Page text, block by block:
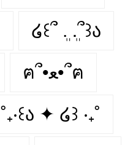
໒꒰՞ ܸ. .ܸ՞꒱ა
ฅ՞•ﻌ•՞ฅ
˚₊‧꒰ა ✦ ໒꒱ ‧₊˚